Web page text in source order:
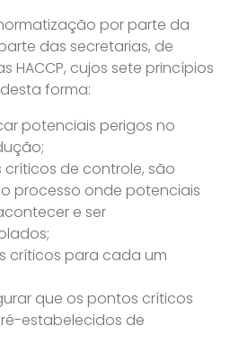
por parte da
das secretarias, de
HACCP, cujos sete princípios
forma:
potenciais perigos no
de controle, são
processo onde potenciais
e ser
críticos para cada um
que os pontos críticos
estabelecidos de